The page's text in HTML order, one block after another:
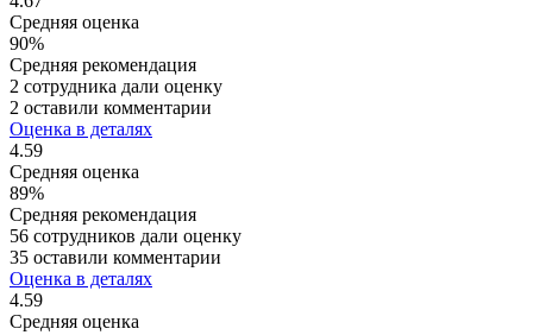
Средняя оценка
90%
Средняя рекомендация
2 сотрудника дали оценку
2 оставили комментарии
Оценка в деталях
4.59
Средняя оценка
89%
Средняя рекомендация
56 сотрудников дали оценку
35 оставили комментарии
Оценка в деталях
4.59
Средняя оценка